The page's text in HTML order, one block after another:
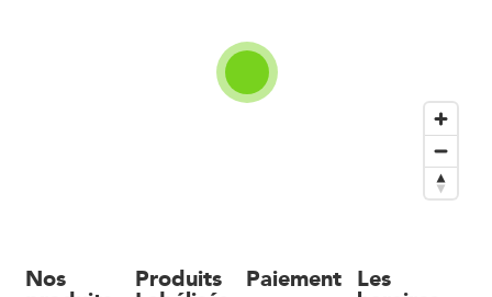
Nos Produits Paiement Les